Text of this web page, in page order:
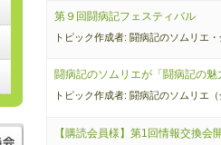
第９回闘病記フェスティバル
トピック作成者: 闘病記のソムリエ
闘病記のソムリエが「闘病記の魅
トピック作成者: 闘病記のソムリエ
【購読会員様】第1回情報交換会